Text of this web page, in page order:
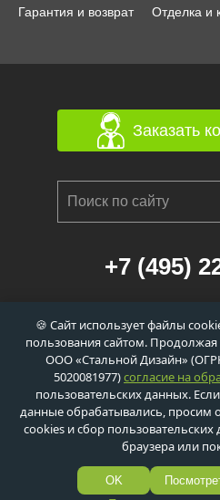
Гарантия и возврат
Отделка и
Политика обработки
Политика обработки
© ООО «Стальной
Заказать
+7 (495)
к. 1 (станция
🍪 Сайт использует файлы
пользования сайтом. Продолжая
ООО «Стальной Дизайн»
5020081977)согласие на
пользовательских данных.
данные обрабатывались, просим
cookies и сбор
браузера или
OK